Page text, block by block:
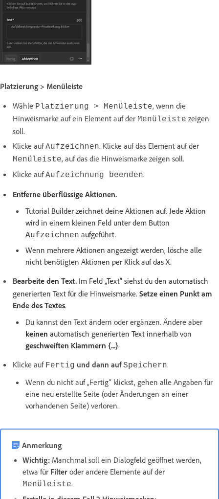
Platzierung > Menüleiste
Wähle Platzierung > Menüleiste, wenn die
Hinweismarke auf ein Element auf der Menüleiste zeigen
soll.
Klicke aufAufzeichnen. Klicke auf das Element auf der
Menüleiste, auf das die Hinweismarke zeigen soll.
Klicke aufAufzeichnung beenden.
Entferne überflüssige Aktionen.
Tutorial Builder zeichnet deine Aktionen auf. Jede Aktion
wird in einem kleinen Feld unter dem Button
Aufzeichnen aufgeführt.
Wenn mehrere Aktionen angezeigt werden, lösche alle
nicht benötigten Aktionen per Klick auf das X.
Bearbeite den Text. Im Feld „Text“ siehst du den automatisch
generierten Text für die Hinweismarke. Setze einen Punkt am
Ende des Textes.
Du kannst den Text ändern oder ergänzen. Ändere aber
keinen automatisch generierten Text innerhalb von
geschweiften Klammern {...}.
Klicke auf Fertig und dann aufSpeichern.
Wenn du nicht auf „Fertig“ klickst, gehen alle Angaben für
eine neu erstellte Seite (oder Änderungen an einer
vorhandenen Seite) verloren.
Anmerkung
Wichtig: Manchmal soll ein Dialogfeld geöffnet werden,
etwa für Filter oder andere Elemente auf der
Menüleiste.